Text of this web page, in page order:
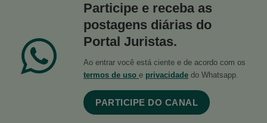
Participe e receba as
postagens diárias do
Portal Juristas.
Ao entrar você está ciente e de acordo com os
termos de uso e privacidade do Whatsapp.
PARTICIPE DO CANAL